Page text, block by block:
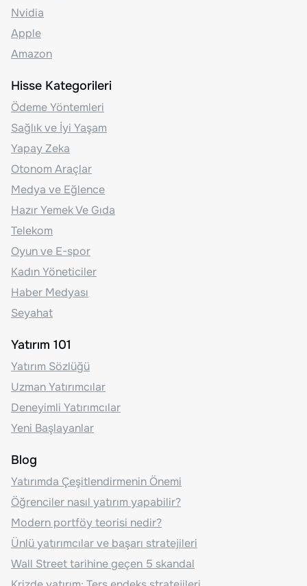
Nvidia
Apple
Amazon
Hisse Kategorileri
Ödeme Yöntemleri
Sağlık ve İyi Yaşam
Yapay Zeka
Otonom Araçlar
Medya ve Eğlence
Hazır Yemek Ve Gıda
Telekom
Oyun ve E-spor
Kadın Yöneticiler
Haber Medyası
Seyahat
Yatırım 101
Yatırım Sözlüğü
Uzman Yatırımcılar
Deneyimli Yatırımcılar
Yeni Başlayanlar
Blog
Yatırımda Çeşitlendirmenin Önemi
Öğrenciler nasıl yatırım yapabilir?
Modern portföy teorisi nedir?
Ünlü yatırımcılar ve başarı stratejileri
Wall Street tarihine geçen 5 skandal